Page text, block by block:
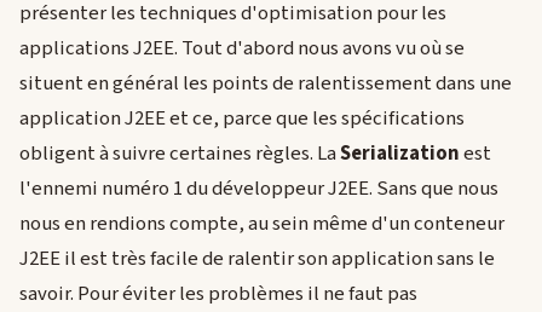
présenter les techniques d'optimisation pour les
applications J2EE. Tout d'abord nous avons vu où se
situent en général les points de ralentissement dans une
application J2EE et ce, parce que les spécifications
obligent à suivre certaines règles. LaSerializationest
l'ennemi numéro 1 du développeur J2EE. Sans que nous
nous en rendions compte, au sein même d'un conteneur
J2EE il est très facile de ralentir son application sans le
savoir. Pour éviter les problèmes il ne faut pas